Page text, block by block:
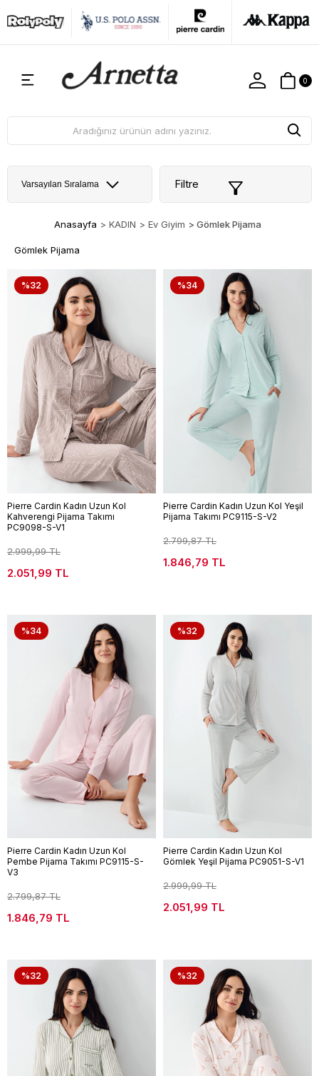
0
Filtre
Anasayfa > KADIN > Ev Giyim > Gömlek Pijama
Gömlek Pijama
%32
Pierre Cardin Kadın Uzun Kol
Kahverengi Pijama Takımı
PC9098-S-V1
2.999,99 TL
2.051,99 TL
%34
Pierre Cardin Kadın Uzun Kol Yeşil
Pijama Takımı PC9115-S-V2
2.799,87 TL
1.846,79 TL
%34
Pierre Cardin Kadın Uzun Kol
Pembe Pijama Takımı PC9115-S-
V3
2.799,87 TL
1.846,79 TL
%32
Pierre Cardin Kadın Uzun Kol
Gömlek Yeşil Pijama PC9051-S-V1
2.999,99 TL
2.051,99 TL
%32 %32